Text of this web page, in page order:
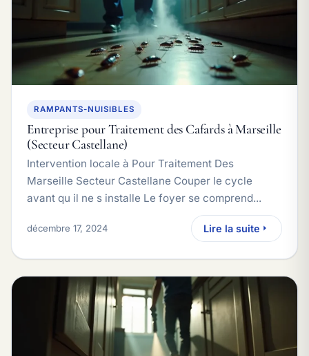
RAMPANTS-NUISIBLES
Entreprise pour Traitement des Cafards à Marseille
(Secteur Castellane)
Intervention locale à Pour Traitement Des
Marseille Secteur Castellane Couper le cycle
avant qu il ne s installe Le foyer se comprend...
décembre 17, 2024 Lire la suite